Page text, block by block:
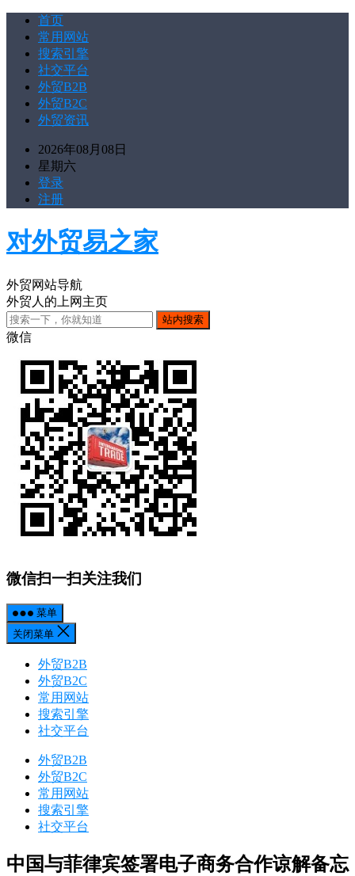
首页
常用网站
搜索引擎
社交平台
外贸B2B
外贸B2C
外贸资讯
2026年08月08日
星期六
登录
注册
对外贸易之家
外贸网站导航
外贸人的上网主页
微信
微信扫一扫关注我们
菜单
关闭菜单
外贸B2B
外贸B2C
常用网站
搜索引擎
社交平台
外贸B2B
外贸B2C
常用网站
搜索引擎
社交平台
中国与菲律宾签署电子商务合作谅解备忘